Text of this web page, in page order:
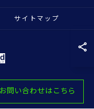
お問い合わせはこちら
サイトマップ
ド ALL RIGHTS RESERVED.